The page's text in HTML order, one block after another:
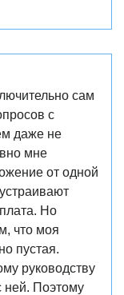
сам
с
даже не
мне
от одной
Но
что моя
пустая.
руководству
ней. Поэтому